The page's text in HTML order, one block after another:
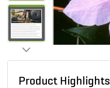
Product Highlights